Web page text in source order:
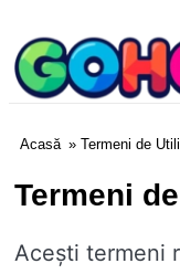
Acasă » Termeni de
Termeni
Acești termeni